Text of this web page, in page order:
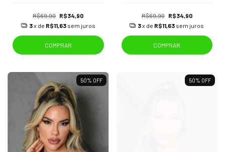
R$69,90 R$34,90
3x de R$11,63 sem juros
COMPRAR
R$69,90 R$34,90
3x de R$11,63 sem juros
COMPRAR
50% OFF 50% OFF